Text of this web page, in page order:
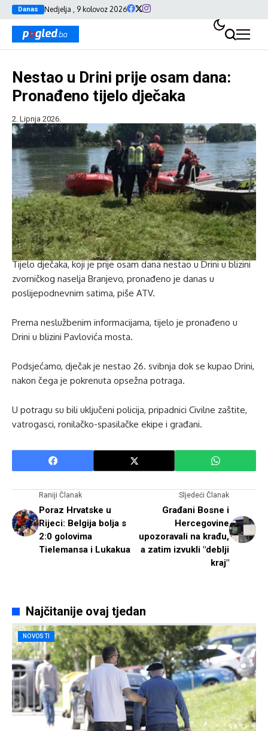
Danas Nedjelja , 9 kolovoz 2026
Nestao u Drini prije osam dana:
Pronađeno tijelo dječaka
2. Lipnja 2026.
Tijelo dječaka, koji je prije osam dana nestao u Drini u blizini
zvorničkog naselja Branjevo, pronađeno je danas u
poslijepodnevnim satima, piše ATV.
Prema neslužbenim informacijama, tijelo je pronađeno u
Drini u blizini Pavlovića mosta.
Podsjećamo, dječak je nestao 26. svibnja dok se kupao Drini,
nakon čega je pokrenuta opsežna potraga.
U potragu su bili uključeni policija, pripadnici Civilne zaštite,
vatrogasci, ronilačko-spasilačke ekipe i građani.
Raniji Članak
Poraz Hrvatske u
Rijeci: Belgija bolja s
2:0 golovima
Tielemansa i Lukakua
Sljedeći Članak
Građani Bosne i
Hercegovine
upozoravali na krađu,
a zatim izvukli "deblji
kraj"
Najčitanije ovaj tjedan
NOVOSTI